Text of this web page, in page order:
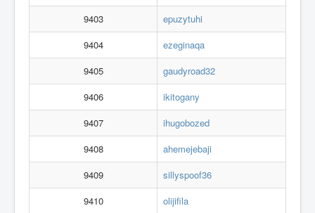
9403
epuzytuhi
9404
ezeginaqa
9405
gaudyroad32
9406
ikitogany
9407
ihugobozed
9408
ahemejebaji
9409
sillyspoof36
9410
olijifila